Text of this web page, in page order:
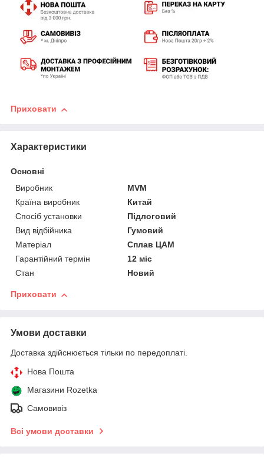
Приховати
Характеристики
Основні
Виробник
MVM
Країна виробник
Китай
Спосіб установки
Підлоговий
Вид відбійника
Гумовий
Матеріал
Сплав ЦАМ
Гарантійний термін
12 міс
Стан
Новий
Приховати
Умови доставки
Доставка здійснюється тільки по передоплаті.
Нова Пошта
Магазини Rozetka
Самовивіз
Всі умови доставки